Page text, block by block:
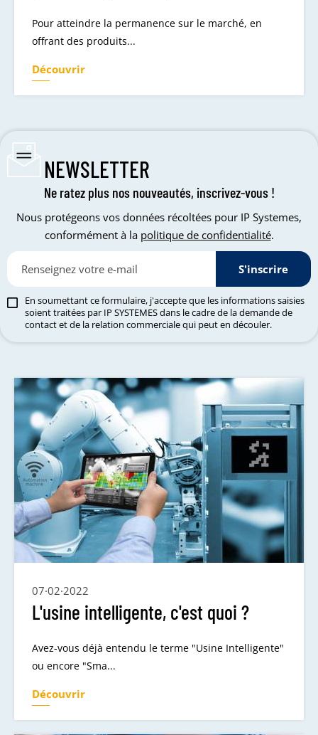
Pour atteindre la permanence sur le marché, en
offrant des produits...
Découvrir
NEWSLETTER
Ne ratez plus nos nouveautés, inscrivez-vous !
Nous protégeons vos données récoltées pour IP Systemes,
conformément à la politique de confidentialité.
S'inscrire
En soumettant ce formulaire, j'accepte que les informations saisies
soient traitées par IP SYSTEMES dans le cadre de la demande de
contact et de la relation commerciale qui peut en découler.
07·02·2022
L'usine intelligente, c'est quoi ?
Avez-vous déjà entendu le terme "Usine Intelligente"
ou encore "Sma...
Découvrir